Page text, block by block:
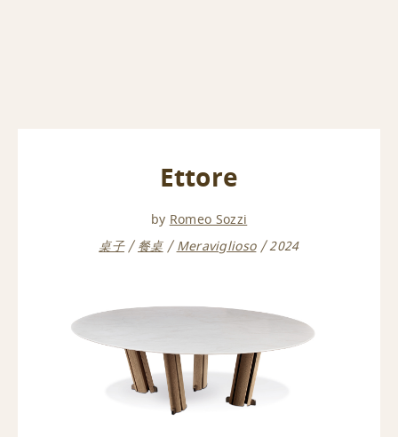
Ettore
by Romeo Sozzi
桌子
餐桌 Meraviglioso 2024